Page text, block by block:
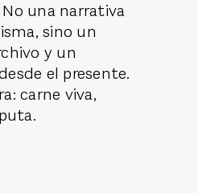
una narrativa
sino un
y un
el presente.
carne viva,